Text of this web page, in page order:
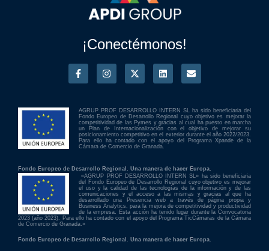
¡Conectémonos!
AGRUP PROF DESARROLLO INTERN SL ha sido beneficiaria del
Fondo Europeo de Desarrollo Regional cuyo objetivo es mejorar la
competitividad de las Pymes y gracias al cual ha puesto en marcha
un Plan de Internacionalización con el objetivo de mejorar su
posicionamiento competitivo en el exterior durante el año 2022/2023.
Para ello ha contado con el apoyo del Programa Xpande de la
Cámara de Comercio de Granada.
Fondo Europeo de Desarrollo Regional. Una manera de hacer Europa.
«AGRUP PROF DESARROLLO INTERN SL» ha sido beneficiaria
del Fondo Europeo de Desarrollo Regional cuyo objetivo es mejorar
el uso y la calidad de las tecnologías de la información y de las
comunicaciones y el acceso a las mismas y gracias al que ha
desarrollado una Presencia web a través de página propia y
Business Analytics, para la mejora de competitividad y productividad
de la empresa. Esta acción ha tenido lugar durante la Convocatoria
2023 (año 2023). Para ello ha contado con el apoyo del Programa TicCámaras de la Cámara
de Comercio de Granada.»
Fondo Europeo de Desarrollo Regional. Una manera de hacer Europa.